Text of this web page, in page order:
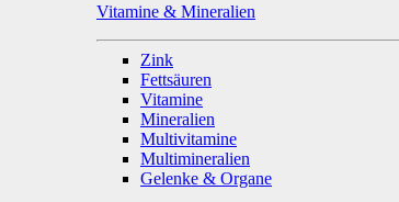
Vitamine & Mineralien
Zink
Fettsäuren
Vitamine
Mineralien
Multivitamine
Multimineralien
Gelenke & Organe